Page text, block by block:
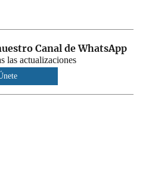
Canal de WhatsApp
las actualizaciones